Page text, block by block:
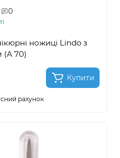
0
ножиці Lindo з
(А 70)
Купити
рахунок